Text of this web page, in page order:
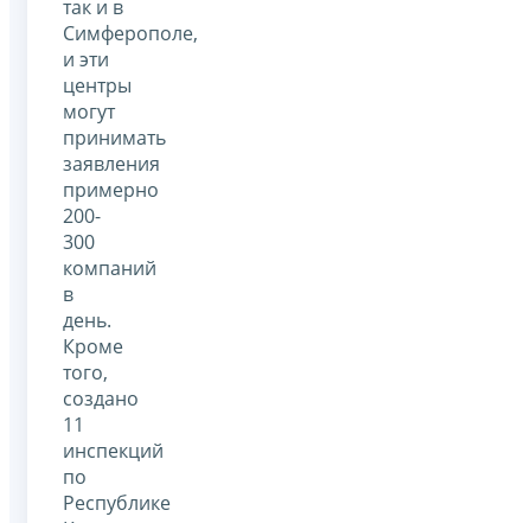
так и в
Симферополе,
и эти
центры
могут
принимать
заявления
примерно
200-
300
компаний
в
день.
Кроме
того,
создано
11
инспекций
по
Республике